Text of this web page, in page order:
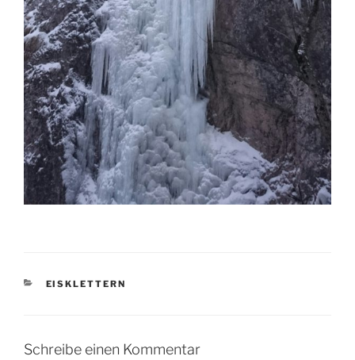
KATEGORIEN
EISKLETTERN
Schreibe einen Kommentar